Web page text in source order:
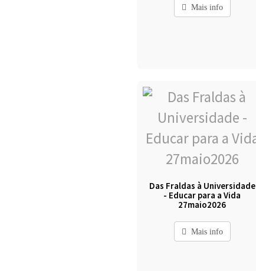
Mais info
Das Fraldas à Universidade
- Educar para a Vida
27maio2026
Mais info